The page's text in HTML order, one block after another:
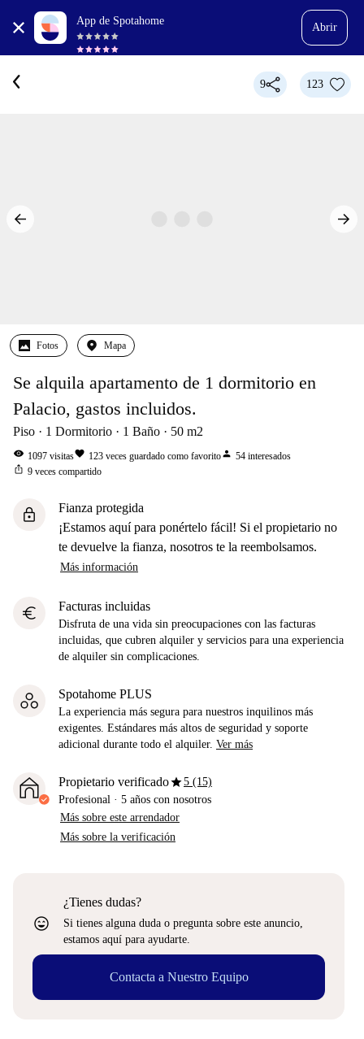
App de Spotahome
Abrir
9 123
Fotos Mapa
Se alquila apartamento de 1 dormitorio en
Palacio, gastos incluidos.
Piso 1 Dormitorio 1 Baño 50 m2
visibility 1097 visitasfavorite 123 veces guardado como favoritoperson 54 interesados
ios_share 9 veces compartido
lock
Fianza protegida
¡Estamos aquí para ponértelo fácil! Si el propietario no
te devuelve la fianza, nosotros te la reembolsamos.
Más información
euro Facturas incluidas
Disfruta de una vida sin preocupaciones con las facturas
incluidas, que cubren alquiler y servicios para una experiencia
de alquiler sin complicaciones.
Spotahome PLUS
La experiencia más segura para nuestros inquilinos más
exigentes. Estándares más altos de seguridad y soporte
adicional durante todo el alquiler. Ver más
Propietario verificadostar5 (15)
Profesional · 5 años con nosotros
Más sobre este arrendador
Más sobre la verificación
sentiment_very_satisfied
¿Tienes dudas?
Si tienes alguna duda o pregunta sobre este anuncio,
estamos aquí para ayudarte.
Contacta a Nuestro Equipo